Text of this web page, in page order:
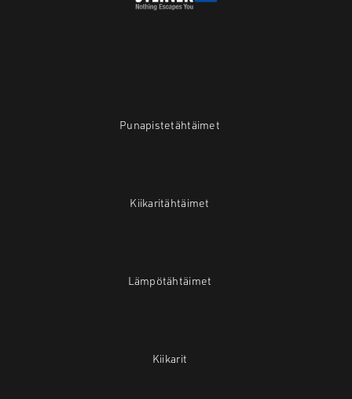
Punapistetähtäimet
Kiikaritähtäimet
Lämpötähtäimet
Kiikarit